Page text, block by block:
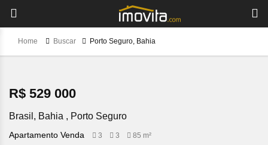
Home Buscar Porto Seguro, Bahia
R$ 529 000
Brasil, Bahia , Porto Seguro
Apartamento Venda 3 3 85 m²